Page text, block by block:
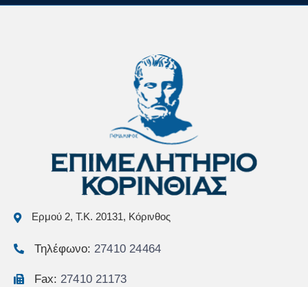
Ερμού 2, Τ.Κ. 20131, Κόρινθος
Τηλέφωνο: 27410 24464
Fax: 27410 21173